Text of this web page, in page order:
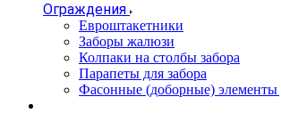
Ограждения
Евроштакетники
Заборы жалюзи
Колпаки на столбы забора
Парапеты для забора
Фасонные (доборные) элементы